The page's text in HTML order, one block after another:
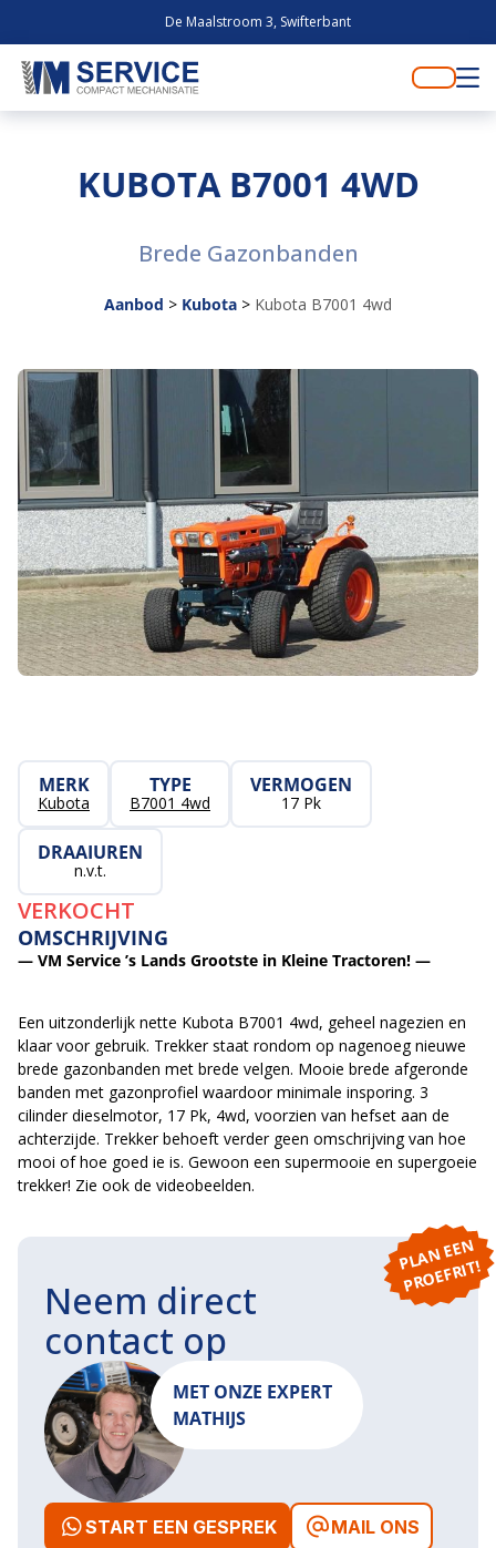
De Maalstroom 3, Swifterbant
KUBOTA B7001 4WD
Brede Gazonbanden
Aanbod > Kubota > Kubota B7001 4wd
MERK
Kubota
TYPE
B7001 4wd
VERMOGEN
17 Pk
DRAAIUREN
n.v.t.
VERKOCHT
OMSCHRIJVING
— VM Service ’s Lands Grootste in Kleine Tractoren! —
Een uitzonderlijk nette Kubota B7001 4wd, geheel nagezien en
klaar voor gebruik. Trekker staat rondom op nagenoeg nieuwe
brede gazonbanden met brede velgen. Mooie brede afgeronde
banden met gazonprofiel waardoor minimale insporing. 3
cilinder dieselmotor, 17 Pk, 4wd, voorzien van hefset aan de
achterzijde. Trekker behoeft verder geen omschrijving van hoe
mooi of hoe goed ie is. Gewoon een supermooie en supergoeie
trekker! Zie ook de videobeelden.
P
L
A
N
E
E
N
P
R
O
E
F
RI
T!
Neem direct
contact op
MET ONZE EXPERT
MATHIJS
START EEN GESPREK MAIL ONS